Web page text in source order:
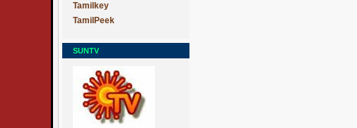
Tamilkey
TamilPeek
SUNTV